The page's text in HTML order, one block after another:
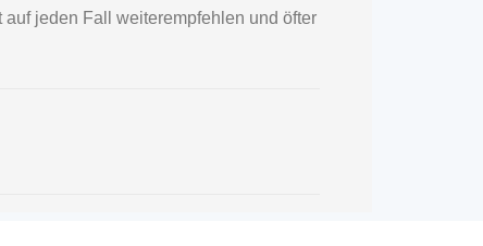
jeden Fall weiterempfehlen und öfter